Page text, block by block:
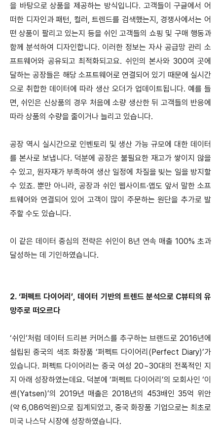
을 바탕으로 상품을 제공하는 방식입니다. 고객들이 구글에서 어
떠한 디자인과 패턴, 컬러, 트렌드를 검색했는지, 경쟁사에서는 어
떤 상품이 팔리고 있는지 등을 쉬인 고객들의 쇼핑 및 구매 행동과
함께 분석하여 디자인합니다. 이러한 정보는 자사 공급망 관리 소
프트웨어와 공유되고 최적화되고요. 쉬인의 본사와 300여 곳에
달하는 공장들은 해당 소프트웨어로 연결되어 있기 때문에 실시간
으로 취합한 데이터에 따라 생산 오더가 업데이트됩니다. 예를 들
면, 쉬인은 신상품의 경우 처음에 소량 생산한 뒤 고객들의 반응에
따라 상품의 수량을 줄이거나 늘리고 있습니다.
공장 역시 실시간으로 인벤토리 및 생산 가능 규모에 대한 데이터
를 본사로 보냅니다. 덕분에 공장은 불필요한 재고가 쌓이지 않을
수 있고, 원자재가 부족하여 생산 일정에 차질을 빚는 일을 방지할
수 있죠. 뿐만 아니라, 공장과 쉬인 웹사이트·앱도 앞서 말한 소프
트웨어와 연결되어 있어 고객이 많이 주문하는 원단을 추가로 발
주할 수도 있습니다.
이 같은 데이터 중심의 전략은 쉬인이 8년 연속 매출 100% 초과
달성하는 데 기인하였습니다.
2. ‘퍼펙트 다이어리’, 데이터 기반의 트렌드 분석으로 C뷰티의 유
망주로 떠오르다
‘쉬인’처럼 데이터 드리븐 커머스를 추구하는 브랜드로 2016년에
설립된 중국의 색조 화장품 ‘퍼펙트 다이어리(Perfect Diary)’가
있습니다. 퍼펙트 다이어리는 중국 여성 20~30대의 전폭적인 지
지 아래 성장하였는데요. 덕분에 ‘퍼펙트 다이어리’의 모회사인 ‘이
셴(Yatsen)’의 2019년 매출은 2018년의 453배인 35억 위안
(약 6,086억원)으로 집계되었고, 중국 화장품 기업으로는 최초로
미국 나스닥 시장에 성장하였습니다.